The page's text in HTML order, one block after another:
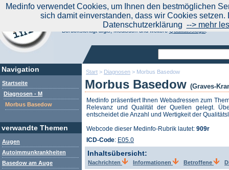
Start > Diagnosen > Morbus Basedow
Morbus Basedow (Graves-
Medinfo präsentiert Ihnen Webadressen zum
Relevanz und Qualität der Quellen gelegt.
entscheidet die Anzahl und Wertigkeit der
Webcode dieser Medinfo-Rubrik lautet: 909r
ICD-Code: E05.0
Inhaltsübersicht:
Nachrichten Informationen Betroffene
Navigation
Startseite
Diagnosen - M
Morbus Basedow
verwandte Themen
Augen
Autoimmunkrankheiten
Basedow am Auge
Aktuelle Nachrichten|
Suchen Sie noch oder Finden Sie schon?
Medinfo.de - Meta-Portal für Gesundheitsthemen
Berücksichtigt afgis, Medisuch und weitereQualitätssiegel.
Medinfo verwendet Cookies, um Ihnen den bestmöglichen
sich damit einverstanden, dass wir Cookies
Datenschutzerklärung --> mehr